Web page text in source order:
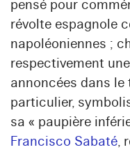
pensé pour
révolte espagnole
napoléoniennes ;
respectivement
annoncées dans le
particulier,
sa « paupière
Francisco Sabaté,